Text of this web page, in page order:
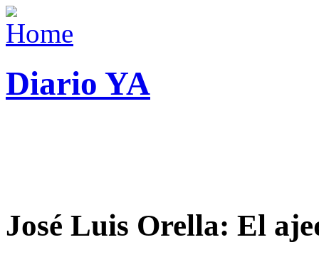
Diario YA
José Luis Orella: El